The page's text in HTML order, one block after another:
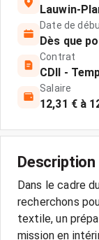
Lauwin-
Date de
Dès que
Contrat
CDII -
Salaire
12,31 € à
Dans le cadre
recherchons
textile, un
mission en